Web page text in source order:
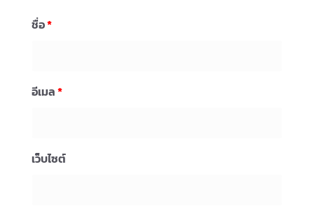
ชื่อ*
อีเมล*
เว็บไซต์